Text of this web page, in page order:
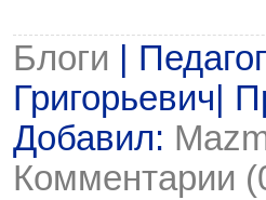
Блоги |
Григорьевич|
Добавил:
Комментарии